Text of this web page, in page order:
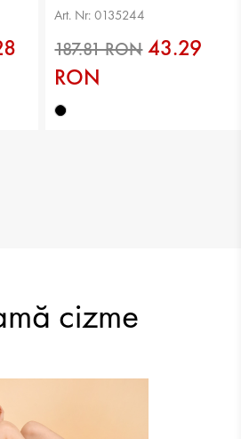
202.28 RON
Art. Nr: 0135244
43.29
RON
cizme